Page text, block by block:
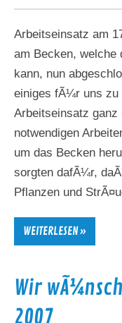
Arbeitseinsatz am
am Becken, welche
kann, nun
einiges fÃ¼r uns zu
Arbeitseinsatz ganz
notwendigen
um das Becken
sorgten dafÃ¼r,
Pflanzen und
WEITERLESEN »
Wir